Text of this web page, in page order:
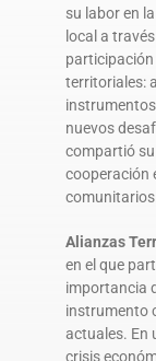
su labor en
local a
participación
territoriales:
nuevos
compartió su
cooperación
comunitarios.
Alianzas
en el que
importancia
instrumento
actuales. En
crisis